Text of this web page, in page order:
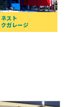
ネスト
ガレージ